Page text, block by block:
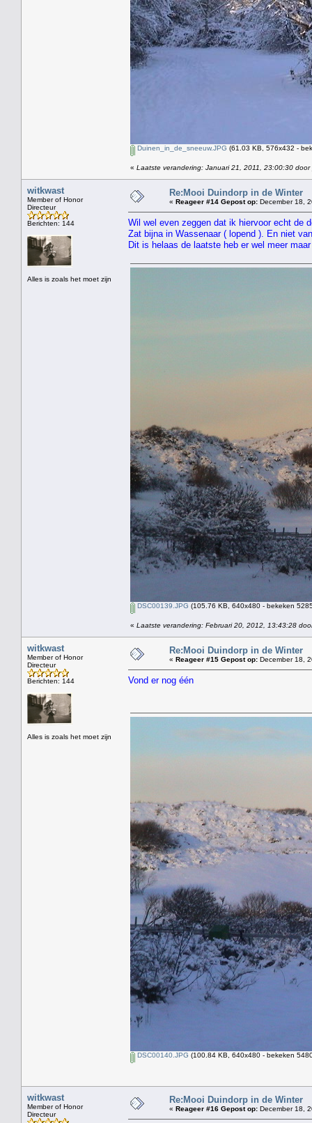
Duinen_in_de_sneeuw.JPG (61.03 KB, 576x432 -
« Laatste verandering: Januari 21, 2011, 23:00:30 door
witkwast
Member of Honor
Directeur
Berichten: 144
Alles is zoals het moet zijn
Re:Mooi Duindorp in de Winter
« Reageer #14 Gepost op: December 18,
Wil wel even zeggen dat ik hiervoor echt de
Zat bijna in Wassenaar ( lopend ). En niet
Dit is helaas de laatste heb er wel meer
DSC00139.JPG (105.76 KB, 640x480 - bekeken
« Laatste verandering: Februari 20, 2012, 13:43:28
witkwast
Member of Honor
Directeur
Berichten: 144
Alles is zoals het moet zijn
Re:Mooi Duindorp in de Winter
« Reageer #15 Gepost op: December 18,
Vond er nog één
DSC00140.JPG (100.84 KB, 640x480 - bekeken
witkwast
Member of Honor
Directeur
Re:Mooi Duindorp in de Winter
« Reageer #16 Gepost op: December 18,